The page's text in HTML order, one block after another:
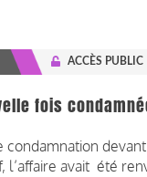
ACCÈS PUBLIC
fois
l’affaire avait été